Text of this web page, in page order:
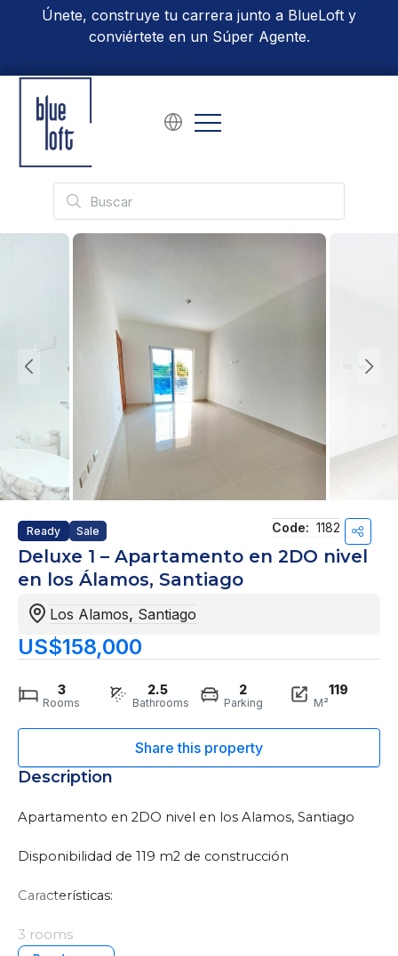
Únete, construye tu carrera junto a BlueLoft y
conviértete en un Súper Agente.
Ready Sale Code: 1182
Deluxe 1 – Apartamento en 2DO nivel
en los Álamos, Santiago
Los Alamos, Santiago
US$158,000
3
Rooms
2.5
Bathrooms
2
Parking
119
M²
Description
Apartamento en 2DO nivel en los Alamos, Santiago
Disponibilidad de 119 m2 de construcción
Características:
3 rooms